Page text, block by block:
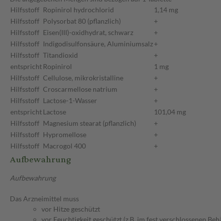
Hilfsstoff Ropinirol hydrochlorid
1,14 mg
Hilfsstoff Polysorbat 80 (pflanzlich)
+
Hilfsstoff Eisen(III)-oxidhydrat, schwarz
+
Hilfsstoff Indigodisulfonsäure, Aluminiumsalz+
Hilfsstoff Titandioxid
+
entsprichtRopinirol
1 mg
Hilfsstoff Cellulose, mikrokristalline
+
Hilfsstoff Croscarmellose natrium
+
Hilfsstoff Lactose-1-Wasser
+
entsprichtLactose
101,04 mg
Hilfsstoff Magnesium stearat (pflanzlich)
+
Hilfsstoff Hypromellose
+
Hilfsstoff Macrogol 400 +
Aufbewahrung
Aufbewahrung
Das Arzneimittel muss
vor Hitze geschützt
vor Feuchtigkeit geschützt (z.B. im fest verschlossenen